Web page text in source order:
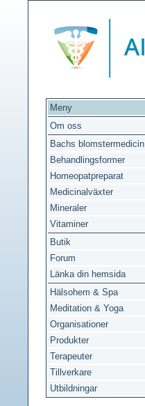
Meny
Om oss
Bachs blomstermedicin
Behandlingsformer
Homeopatpreparat
Medicinalväxter
Mineraler
Vitaminer
Butik
Forum
Länka din hemsida
Hälsohem & Spa
Meditation & Yoga
Organisationer
Produkter
Terapeuter
Tillverkare
Utbildningar